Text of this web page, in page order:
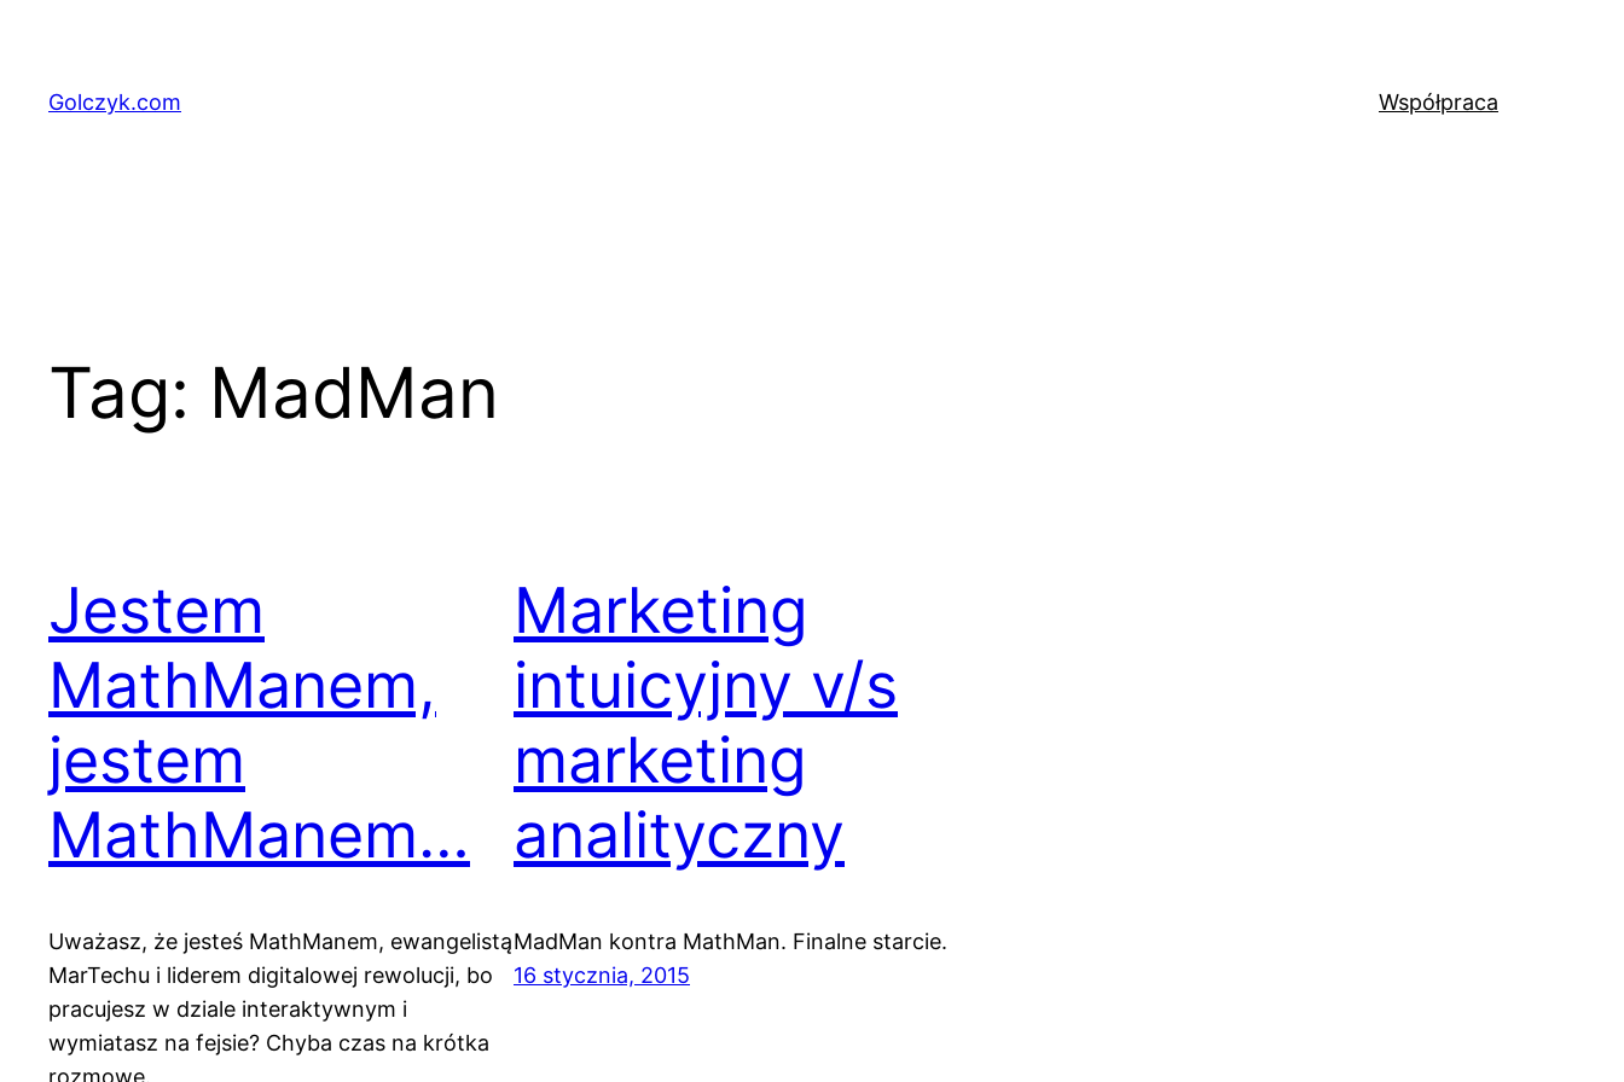
treściGolczyk.com Współpraca
Tag: MadMan
Jestem
MathManem,
jestem
MathManem…
Uważasz, że jesteś MathManem, ewangelistą
MarTechu i liderem digitalowej rewolucji, bo
pracujesz w dziale interaktywnym i
wymiatasz na fejsie? Chyba czas na krótka
rozmowę.
Marketing
intuicyjny v/s
marketing
analityczny
MadMan kontra MathMan. Finalne starcie.
16 stycznia, 2015